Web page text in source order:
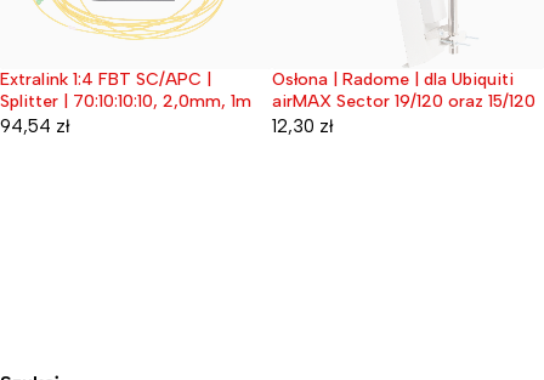
Wyprzedane
Extralink 1:4 FBT SC/APC |
Splitter | 70:10:10:10, 2,0mm, 1m
94,54 zł
Wyprzedane
Osłona | Radome | dla Ubiquiti
airMAX Sector 19/120 oraz 15/120
12,30 zł